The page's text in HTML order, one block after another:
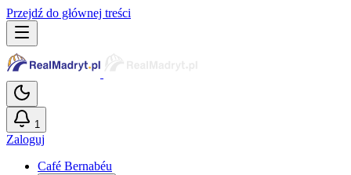
Przejdź do głównej treści
1
Zaloguj
Café Bernabéu